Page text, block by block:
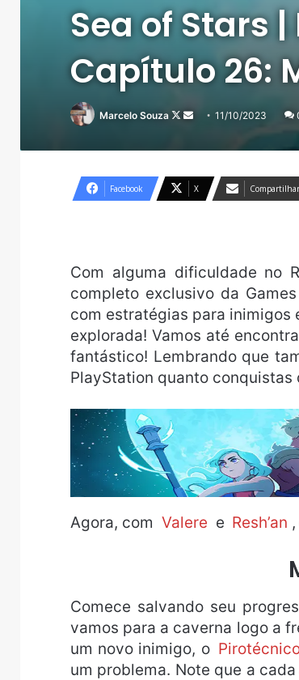
Sea of Stars
Capítulo 26:
Marcelo Souza
Follow
X
Mande
e-
11/10/2023
Facebook X
Com alguma dificuldade no
completo exclusivo da
com estratégias para inimigos
explorada! Vamos até
fantástico! Lembrando que
PlayStation quanto conquistas
Agora, com Valere e Resh’an
Comece salvando seu
vamos para a caverna logo a
um novo inimigo, o
um problema. Note que a